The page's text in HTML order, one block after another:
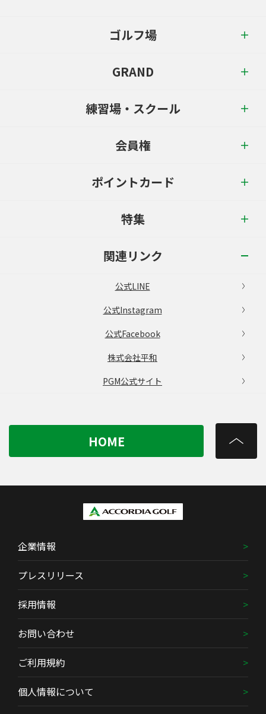
ゴルフ場
GRAND
練習場・スクール
会員権
ポイントカード
特集
関連リンク
公式LINE
公式Instagram
公式Facebook
株式会社平和
PGM公式サイト
HOME
企業情報
プレスリリース
採用情報
お問い合わせ
ご利用規約
個人情報について